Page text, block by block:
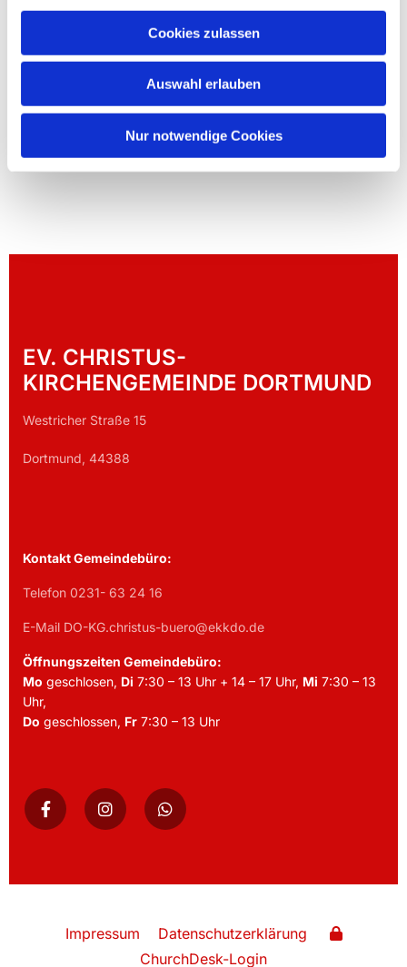
Cookies zulassen
Auswahl erlauben
Nur notwendige Cookies
EV. CHRISTUS-
KIRCHENGEMEINDE DORTMUND
Westricher Straße 15
Dortmund, 44388
Kontakt Gemeindebüro:
Telefon 0231- 63 24 16
E-Mail DO-KG.christus-buero@ekkdo.de
Öffnungszeiten Gemeindebüro:
Mo geschlosen, Di 7:30 – 13 Uhr + 14 – 17 Uhr, Mi 7:30 – 13
Uhr,
Do geschlossen, Fr 7:30 – 13 Uhr
Impressum
Datenschutzerklärung
ChurchDesk-Login